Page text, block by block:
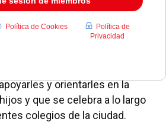
y orientarles en la
y que se celebra a lo largo
colegios de la ciudad.